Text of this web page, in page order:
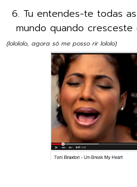
6. Tu entendes-te todas
mundo quando
(lolololo, agora só me posso rir lololo)